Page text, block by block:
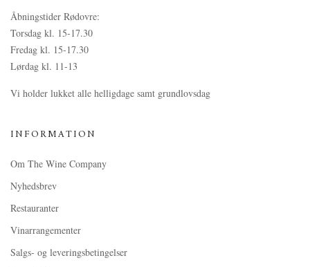
Åbningstider Rødovre:
Torsdag kl. 15-17.30
Fredag kl. 15-17.30
Lørdag kl. 11-13
Vi holder lukket alle helligdage samt grundlovsdag
INFORMATION
Om The Wine Company
Nyhedsbrev
Restauranter
Vinarrangementer
Salgs- og leveringsbetingelser